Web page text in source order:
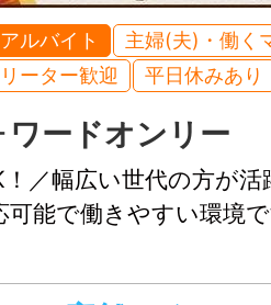
ルバイト
主婦(夫)・働く
ーター歓迎
平日休みあり
ードオンリー
！／幅広い世代の方が
可能で働きやすい環境